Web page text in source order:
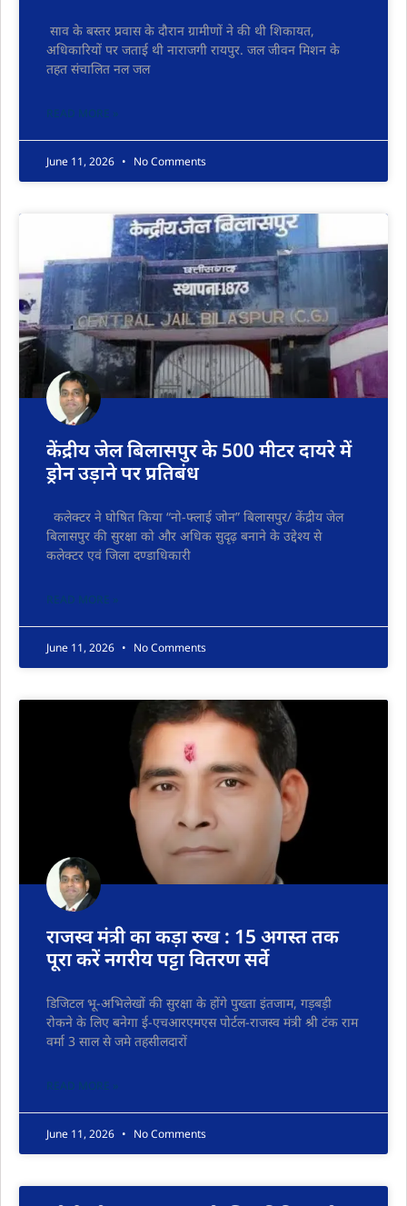
साव के बस्तर प्रवास के दौरान ग्रामीणों ने की थी शिकायत,
अधिकारियों पर जताई थी नाराजगी रायपुर. जल जीवन मिशन के
तहत संचालित नल जल
READ MORE »
June 11, 2026 No Comments
केंद्रीय जेल बिलासपुर के 500 मीटर दायरे में
ड्रोन उड़ाने पर प्रतिबंध
कलेक्टर ने घोषित किया “नो-फ्लाई जोन” बिलासपुर/ केंद्रीय जेल
बिलासपुर की सुरक्षा को और अधिक सुदृढ़ बनाने के उद्देश्य से
कलेक्टर एवं जिला दण्डाधिकारी
READ MORE »
June 11, 2026 No Comments
राजस्व मंत्री का कड़ा रुख : 15 अगस्त तक
पूरा करें नगरीय पट्टा वितरण सर्वे
डिजिटल भू-अभिलेखों की सुरक्षा के होंगे पुख्ता इंतजाम, गड़बड़ी
रोकने के लिए बनेगा ई-एचआरएमएस पोर्टल-राजस्व मंत्री श्री टंक राम
वर्मा 3 साल से जमे तहसीलदारों
READ MORE »
June 11, 2026 No Comments